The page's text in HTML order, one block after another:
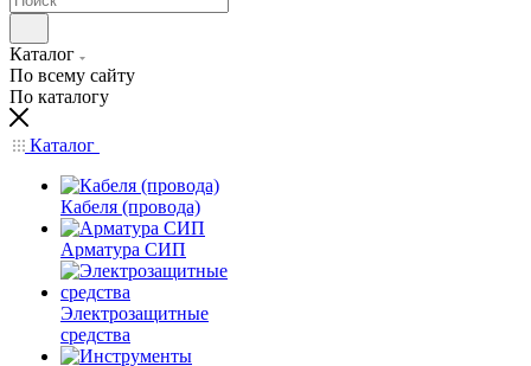
Каталог
По всему сайту
По каталогу
Каталог
Кабеля (провода)
Арматура СИП
Электрозащитные
средства